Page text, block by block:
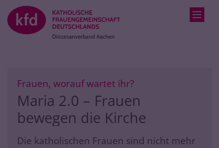
Zum Inhalt springen
Frauen, worauf wartet ihr?:
Maria 2.0 – Frauen
bewegen die Kirche
Die katholischen Frauen sind nicht mehr